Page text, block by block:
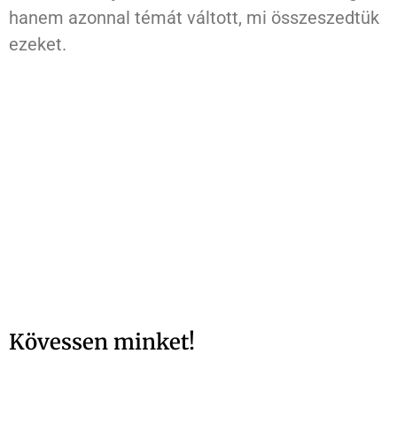
hanem azonnal témát váltott, mi összeszedtük
ezeket.
Kövessen minket!